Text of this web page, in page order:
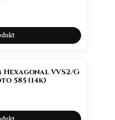
VVS2/G
585 (14k)